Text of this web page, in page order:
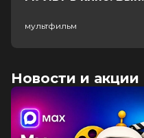
мультфильм
Новости и акции